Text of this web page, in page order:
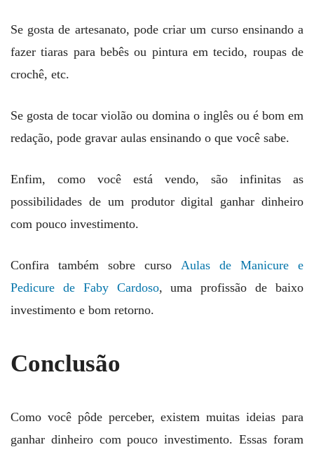
Se gosta de artesanato, pode criar um curso ensinando a
fazer tiaras para bebês ou pintura em tecido, roupas de
crochê, etc.
Se gosta de tocar violão ou domina o inglês ou é bom em
redação, pode gravar aulas ensinando o que você sabe.
Enfim, como você está vendo, são infinitas as
possibilidades de um produtor digital ganhar dinheiro
com pouco investimento.
Confira também sobre curso Aulas de Manicure e
Pedicure de Faby Cardoso, uma profissão de baixo
investimento e bom retorno.
Conclusão
Como você pôde perceber, existem muitas ideias para
ganhar dinheiro com pouco investimento. Essas foram